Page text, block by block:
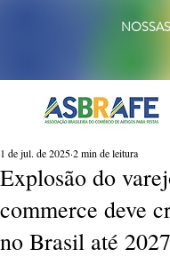
Explosão do
commerce deve
no Brasil até 2027
1 de jul. de 20252 min de leitura